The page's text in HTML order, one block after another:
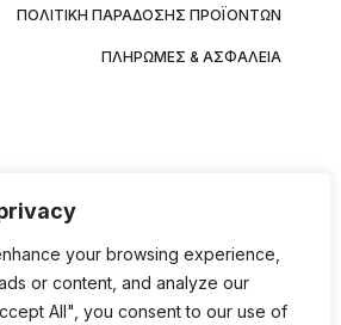
your browsing experience,
or content, and analyze our
All", you consent to our use of
ΠΟΛΙΤΙΚΉ ΠΑΡΆΔΟΣΗΣ ΠΡΟΪΌΝΤΩΝ
ΠΛΗΡΩΜΈΣ & ΑΣΦΆΛΕΙΑ